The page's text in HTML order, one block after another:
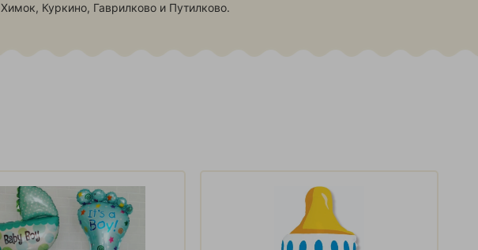
Химок, Куркино, Гаврилково и Путилково.